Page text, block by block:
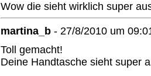
Wow die sieht wirklich super
martina_b - 27/8/2010 um
Toll gemacht!
Deine Handtasche sieht super